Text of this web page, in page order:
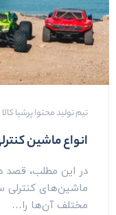
تیم تولید محتوا پرشیا کالا
انواع ماشین
در این مطلب، قصد
ماشین‌های کنترلی
مختلف آن‌ها را…